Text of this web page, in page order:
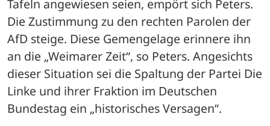
Tafeln angewiesen seien, empört sich Peters.
Die Zustimmung zu den rechten Parolen der
AfD steige. Diese Gemengelage erinnere ihn
an die „Weimarer Zeit“, so Peters. Angesichts
dieser Situation sei die Spaltung der Partei Die
Linke und ihrer Fraktion im Deutschen
Bundestag ein „historisches Versagen“.